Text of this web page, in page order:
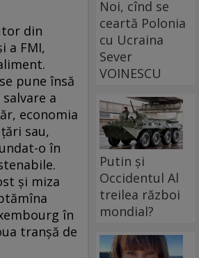
din
a FMI,
pune însă
a
economia
sau,
o în
și miza
în
tranșă de
Noi, cînd se
ceartă Polonia
cu Ucraina
Sever
VOINESCU
Putin și
Occidentul Al
treilea război
mondial?